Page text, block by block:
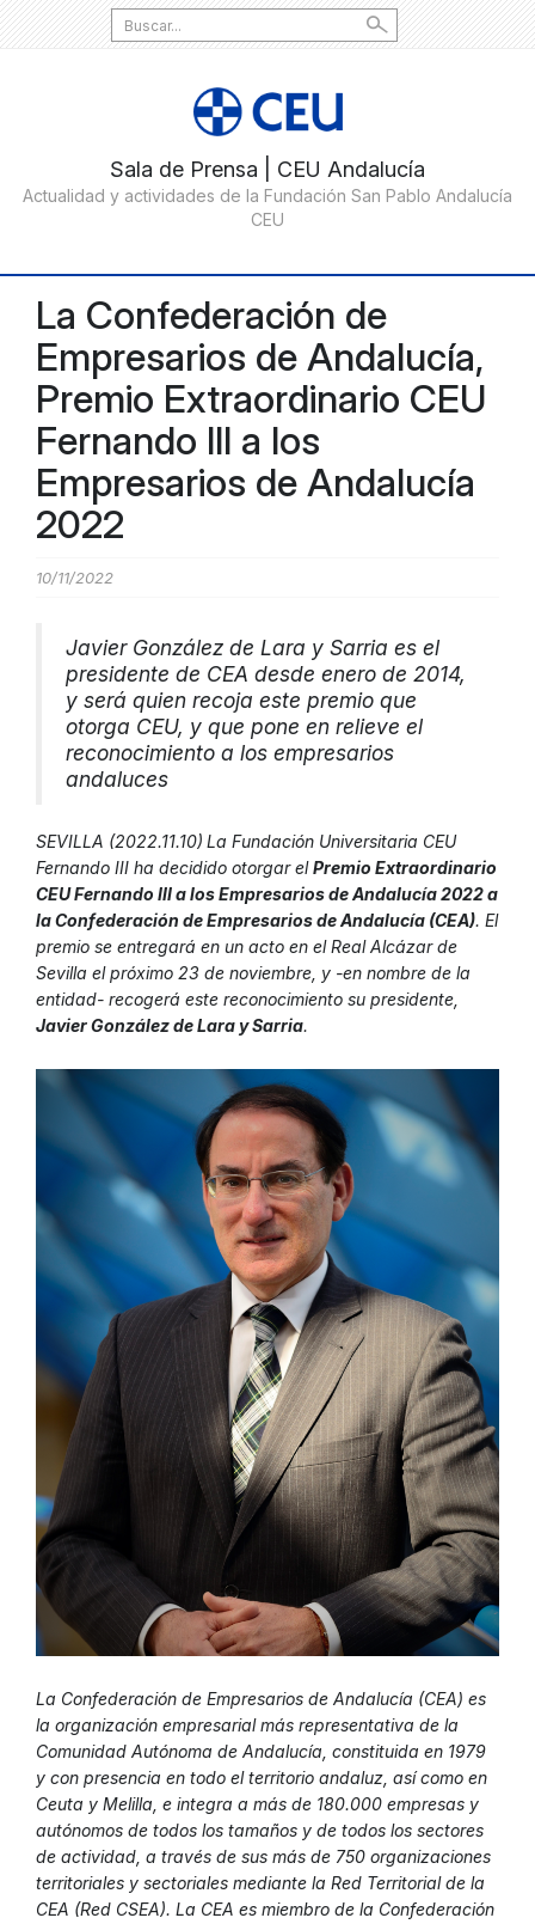
Search
for:
La Confederación de
Empresarios de Andalucía,
Premio Extraordinario CEU
Fernando III a los
Empresarios de Andalucía
2022
10/11/2022
Javier González de Lara y Sarria es el
presidente de CEA desde enero de 2014,
y será quien recoja este premio que
otorga CEU, y que pone en relieve el
reconocimiento a los empresarios
andaluces
SEVILLA (2022.11.10) La Fundación Universitaria CEU
Fernando III ha decidido otorgar elPremio Extraordinario
CEU Fernando III a los Empresarios de Andalucía 2022 a
la Confederación de Empresarios de Andalucía (CEA). El
premio se entregará en un acto en el Real Alcázar de
Sevilla el próximo 23 de noviembre, y -en nombre de la
entidad- recogerá este reconocimiento su presidente,
Javier González de Lara y Sarria.
La Confederación de Empresarios de Andalucía (CEA) es
la organización empresarial más representativa de la
Comunidad Autónoma de Andalucía, constituida en 1979
y con presencia en todo el territorio andaluz, así como en
Ceuta y Melilla, e integra a más de 180.000 empresas y
autónomos de todos los tamaños y de todos los sectores
de actividad, a través de sus más de 750 organizaciones
territoriales y sectoriales mediante la Red Territorial de la
CEA (Red CSEA). La CEA es miembro de la Confederación